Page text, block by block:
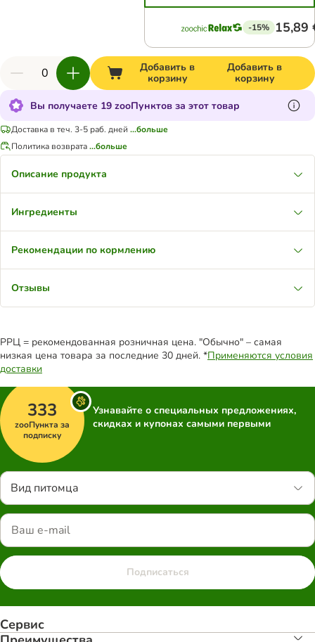
-15% 15,89
Добавить в
корзину
Добавить в
корзину
Вы получаете 19 zooПунктов за этот товар
Доставка в теч. 3-5 раб. дней ...больше
Политика возврата...больше
Описание продукта
Ингредиенты
Рекомендации по кормлению
Отзывы
РРЦ = рекомендованная розничная цена. "Обычно" – самая
низкая цена товара за последние 30 дней. *Применяются условия
доставки
333
zooПункта за
подписку
Узнавайте о специальных предложениях,
скидках и купонах самыми первыми
Вид питомца
Подписаться
Сервис